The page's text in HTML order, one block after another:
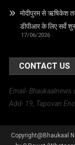
मोदीपुरम से ऋषिकेश
डीपीआर के लिए सर्वे
17/06/2026
CONTACT US
Email-
Add- 19, Tapovan
Copyright@Bhaukaal